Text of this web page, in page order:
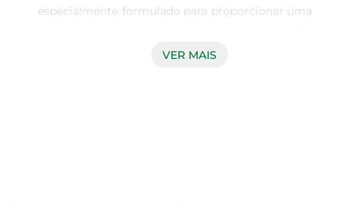
especialmente formulado para proporcionar uma
crianças. Com a temática dos Minions, este
VER MAIS